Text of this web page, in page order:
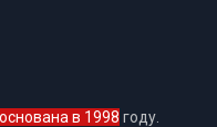
основана в 1998 году.